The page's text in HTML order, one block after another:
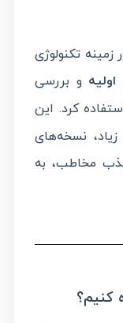
تکنولوژی
و بررسی
کرد. این
نسخه‌های
مخاطب، به
کنیم؟